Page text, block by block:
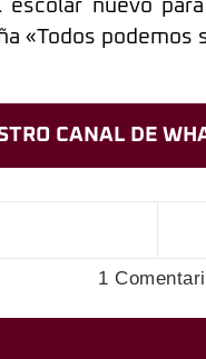
escolar nuevo
«Todos podemos
CANAL DE
1